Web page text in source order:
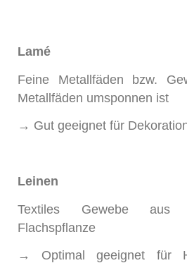
Lamé
Feine Metallfäden bzw.
Metallfäden umsponnen ist
→ Gut geeignet für
Leinen
Textiles Gewebe aus
Flachspflanze
→ Optimal geeignet für